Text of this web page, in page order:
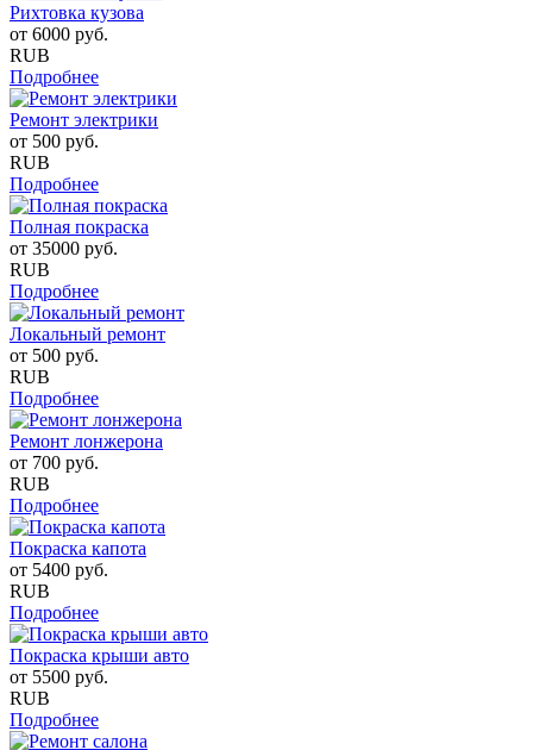
Рихтовка кузова
от 6000 руб.
RUB
Подробнее
Ремонт электрики
от 500 руб.
RUB
Подробнее
Полная покраска
от 35000 руб.
RUB
Подробнее
Локальный ремонт
от 500 руб.
RUB
Подробнее
Ремонт лонжерона
от 700 руб.
RUB
Подробнее
Покраска капота
от 5400 руб.
RUB
Подробнее
Покраска крыши авто
от 5500 руб.
RUB
Подробнее